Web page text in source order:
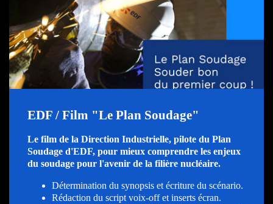
EDF / Film "Le Plan Soudage"
Le film de la Direction Industrielle, pilote du Plan
Soudage d'EDF, pour mieux comprendre les enjeux
du soudage pour l'avenir de la filière nucléaire.
Détermination du synopsis et écriture du scénario.
Rédaction du script voix-off et inserts écran.